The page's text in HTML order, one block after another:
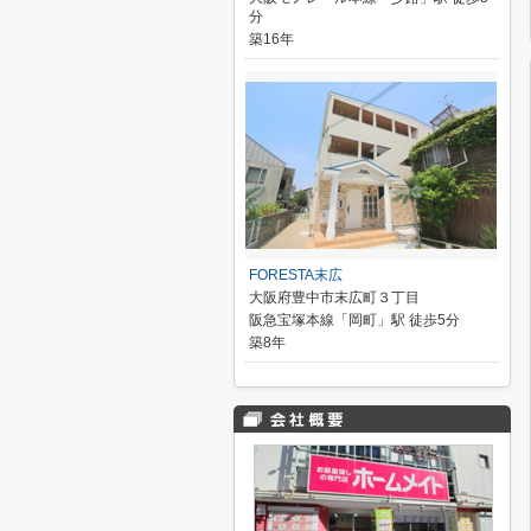
分
築16年
FORESTA末広
大阪府豊中市末広町３丁目
阪急宝塚本線「岡町」駅 徒歩5分
築8年